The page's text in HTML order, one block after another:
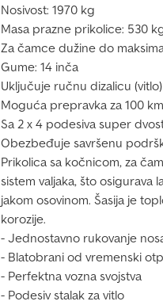
Nosivost: 1970 kg
Masa prazne prikolice: 530
Za čamce dužine do
Gume: 14 inča
Uključuje ručnu dizalicu
Moguća prepravka za 100
Sa 2 x 4 podesiva super
Obezbeđuje savršenu
Prikolica sa kočnicom, za
sistem valjaka, što osigurava
jakom osovinom. Šasija je
korozije.
- Jednostavno rukovanje
- Blatobrani od vremenski
- Perfektna vozna svojstva
- Podesiv stalak za vitlo